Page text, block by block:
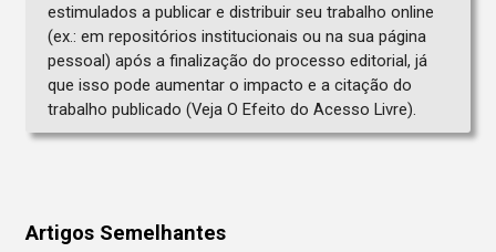
estimulados a publicar e distribuir seu trabalho online
(ex.: em repositórios institucionais ou na sua página
pessoal) após a finalização do processo editorial, já
que isso pode aumentar o impacto e a citação do
trabalho publicado (Veja O Efeito do Acesso Livre).
Artigos Semelhantes